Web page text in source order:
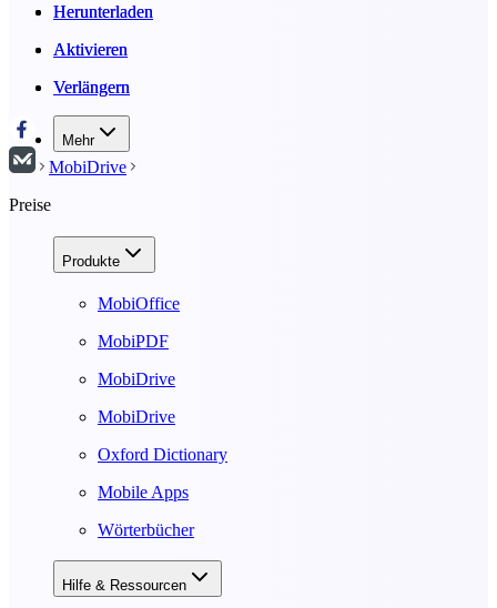
Herunterladen
Aktivieren
Verlängern
Mehr
Herunterladen
Aktivieren
Verlängern
MobiDrive
Preise
Produkte
MobiOffice
MobiPDF
MobiDrive
MobiDrive
Oxford Dictionary
Mobile Apps
Wörterbücher
Hilfe & Ressourcen